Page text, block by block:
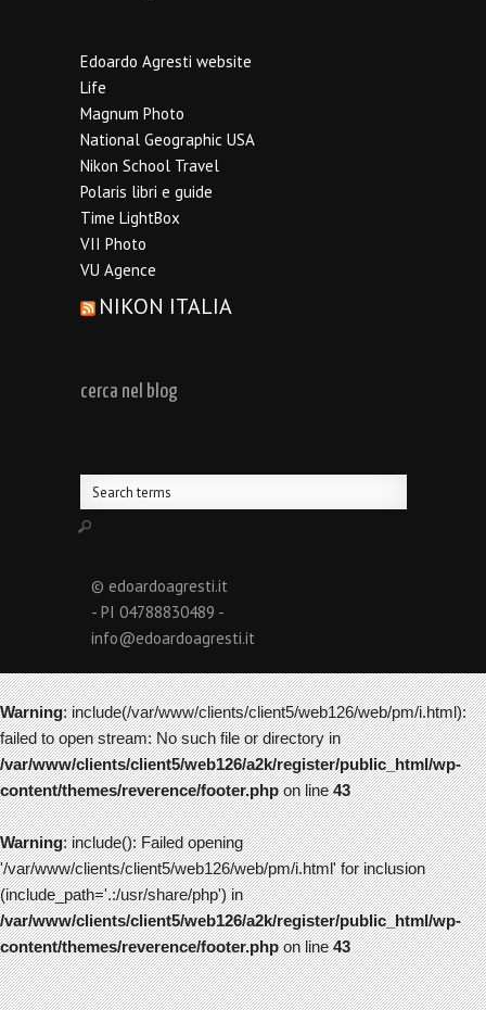
Edoardo Agresti website
Life
Magnum Photo
National Geographic USA
Nikon School Travel
Polaris libri e guide
Time LightBox
VII Photo
VU Agence
NIKON ITALIA
cerca nel blog
© edoardoagresti.it
- PI 04788830489 -
info@edoardoagresti.it
Warning: include(/var/www/clients/client5/web126/web/pm/i.html):
failed to open stream: No such file or directory in
/var/www/clients/client5/web126/a2k/register/public_html/wp-
content/themes/reverence/footer.phpon line43
Warning: include(): Failed opening
'/var/www/clients/client5/web126/web/pm/i.html' for inclusion
(include_path='.:/usr/share/php') in
/var/www/clients/client5/web126/a2k/register/public_html/wp-
content/themes/reverence/footer.phpon line43